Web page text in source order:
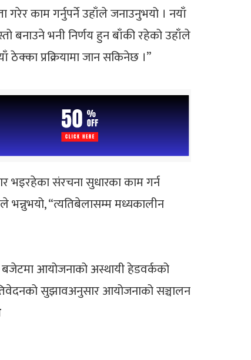
काम गर्नुपर्ने उहाँले जनाउनुभयो । नयाँ
बनाउने भनी निर्णय हुन बाँकी रहेको उहाँले
ठेक्का प्रक्रियामा जान सकिनेछ ।”
भइरहेका संरचना सुधारका काम गर्न
भन्नुभयो, “त्यतिबेलासम्म मध्यकालीन
आयोजनाको अस्थायी हेडवर्कको
सुझावअनुसार आयोजनाको सञ्चालन